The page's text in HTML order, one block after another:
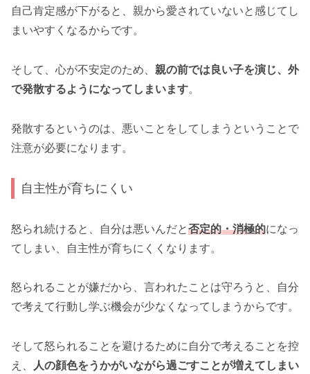
自己肯定感が下がると、親から愛されていないと感じてし
まいやすくなるからです。
そして、心が不安定のため、 親の前では良い子を演じ、外
で発散するようになってしまいます。
発散するというのは、悪いことをしてしまうということで
注意が必要になります。
自主性が育ちにくい
怒られ続けると、自分は悪いんだと否定的・消極的になっ
てしまい、自主性が育ちにくくなります。
怒られることが嫌だから、言われたことは守ろうと、自分
で考えて行動し学ぶ機会が少なくなってしまうからです。
そして怒られることを避けるために自分で考えることを控
え、
人の顔色をうかがいながら過ごすことが増えてしまい